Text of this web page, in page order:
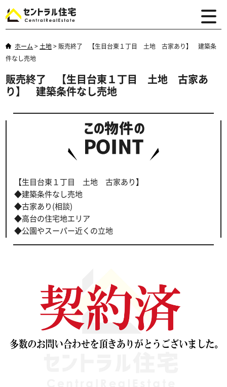
ホーム > 土地> 販売終了 【生目台東１丁目 土地 古家あり】 建築条
件なし売地
販売終了 【生目台東１丁目 土地 古家あ
り】 建築条件なし売地
【生目台東１丁目 土地 古家あり】
◆建築条件なし売地
◆古家あり(相談)
◆高台の住宅地エリア
◆公園やスーパー近くの立地